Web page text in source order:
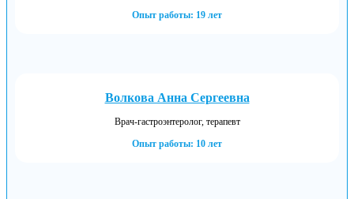
Опыт работы: 19 лет
Волкова Анна Сергеевна
Врач-гастроэнтеролог, терапевт
Опыт работы: 10 лет